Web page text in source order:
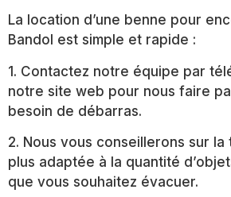
La location d’une benne pour
Bandol est simple et rapide :
1. Contactez notre équipe par
notre site web pour nous faire
besoin de débarras.
2. Nous vous conseillerons sur
plus adaptée à la quantité
que vous souhaitez évacuer.